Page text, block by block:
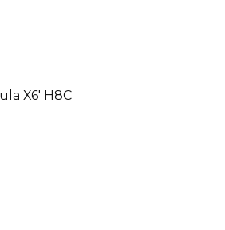
X6′ H8C